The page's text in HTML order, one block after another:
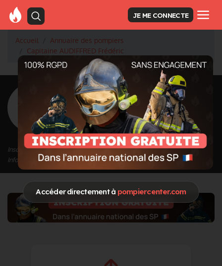
Accéder directement à pompiercenter.com
JE ME CONNECTE
Accueil
Annuaire des pompiers
Capitaine AUDIFFRED Frédéric
<Retour à la liste des pompiers
AUDIFFRED
Frédéric
Grade : Capitaine
Inscrit depuis le 11/09/2020 à 15:28
Informations mises à jour le 29/09/2020 à 18:59